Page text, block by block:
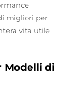
migliori per
vita utile
Modelli di